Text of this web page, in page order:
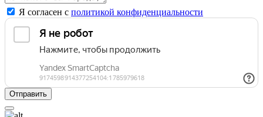
Я согласен с политикой конфиденциальности